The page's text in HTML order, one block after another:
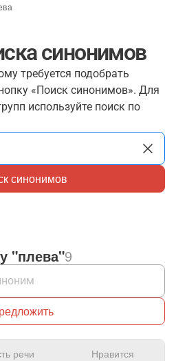
синонимов
требуется подобрать
«Поиск синонимов». Для
используйте поиск по
синонимов
"плева"9
речи Нравится